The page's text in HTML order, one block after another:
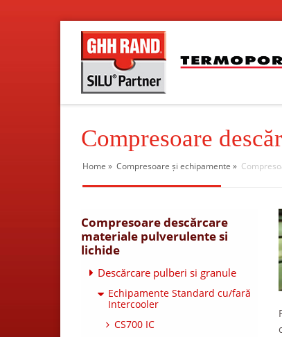
Compresoare
Home » Compresoare și echipamente »
Compresoare descărcare
materiale pulverulente si
lichide
Descărcare pulberi si granule
Echipamente Standard cu/fară
Intercooler
CS700 IC